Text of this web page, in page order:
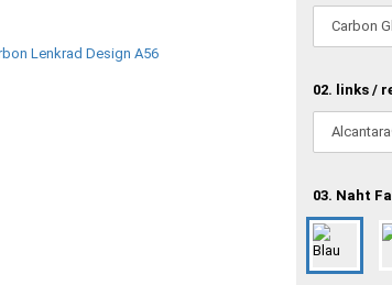
02. links /
03. Naht